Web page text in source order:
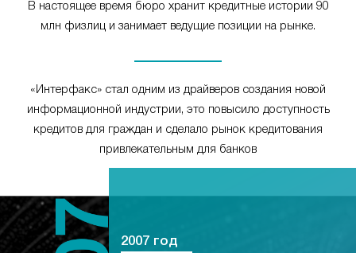
В настоящее время бюро хранит кредитные истории 90
млн физлиц и занимает ведущие позиции на рынке.
«Интерфакс» стал одним из драйверов создания новой
информационной индустрии, это повысило доступность
кредитов для граждан и сделало рынок кредитования
привлекательным для банков
2007 год